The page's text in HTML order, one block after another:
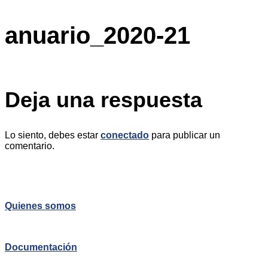
anuario_2020-21
Deja una respuesta
Lo siento, debes estar conectado para publicar un
comentario.
Quienes somos
Documentación